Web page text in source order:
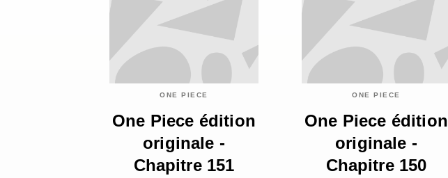
ONE PIECE
One Piece édition
originale -
Chapitre 151
ONE PIECE
One Piece édition
originale -
Chapitre 150